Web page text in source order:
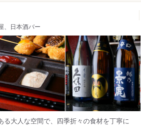
、日本酒バー
る大人な空間で、四季折々の食材を丁寧に